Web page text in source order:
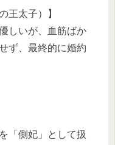
王太子）】
しいが、血筋ばか
ず、最終的に婚約
「側妃」として扱